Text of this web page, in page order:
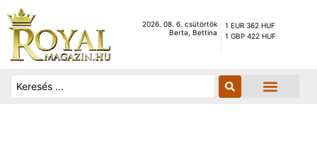
2026. 08. 6. csütörtök
Berta, Bettina
1 EUR 362 HUF
1 GBP 422 HUF